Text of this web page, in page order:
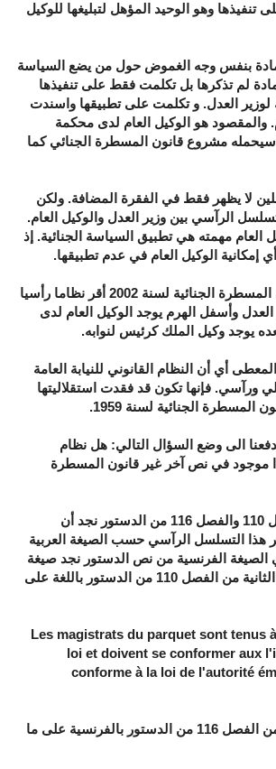
وهو الوحيد المؤهل لتبليغها للوكيل
بنفس وجه الغموض حول من يضع السياسة
لم تذكرها بل تكلمت فقط على تنفيذها
لوزير العدل. و تكلمت على تطبيقها واسندت
والمقصود هو الوكيل العام لدى محكمة
سيحمله مشروع قانون المسطرة الجنائي كما
لا يظهر فقط في الفقرة المضافة. ولكن
الرآسي بين وزير العدل والوكيل العام.
العام مهمته هي تطبيق السياسة الجنائية. إذ
الوكيل العام في عدم تطبيقها.
وهكذا يظهر أن قانون المسطرة الجنائية لسنة 2002 أقر نظاما رأسيا
وأسفل الهرم يوجد الوكيل العام لدى
يوجد وكيل الملك كرئيس لنوابه.
أي أن النظام القانوني للنيابة العامة
ورآسي. فإنها تكون قد فقدت استقلاليتها
المسطرة الجنائية لسنة 1959.
الى وضع السؤال التالي: هل نظام
موجود في نص آخر غير قانون المسطرة
عندما نعود إلى الفصل 110 والفصل 116 من الدستور نجد أن
هذا التسلسل الرآسي حسب الصيغة العربية
الصيغة الفرنسية من نص الدستور نجد صيغة
أخرى إذ تنص الفقرة الثانية من الفصل 110 من الدستور باللغة على
Les magistrats du parquet sont tenus
loi et doivent se conformer aux
conforme à la loi de l'autorité
وتنص الفقرة الثانية من الفصل 116 من الدستور بالفرنسية على ما